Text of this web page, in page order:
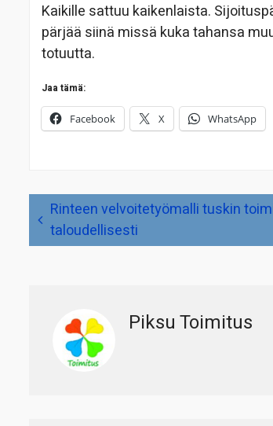
Kaikille sattuu kaikenlaista.
pärjää siinä missä kuka tahansa
totuutta.
Jaa tämä:
Facebook X WhatsApp
Artikkelien
selausRinteen velvoitetyömalli tuskin
taloudellisesti
Piksu Toimitus